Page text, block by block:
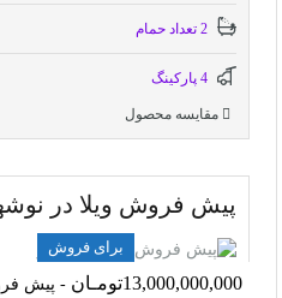
مقایسه محصول
پیش فروش ویلا در
برای فروش
13,000,000,000تومـان
- پیش